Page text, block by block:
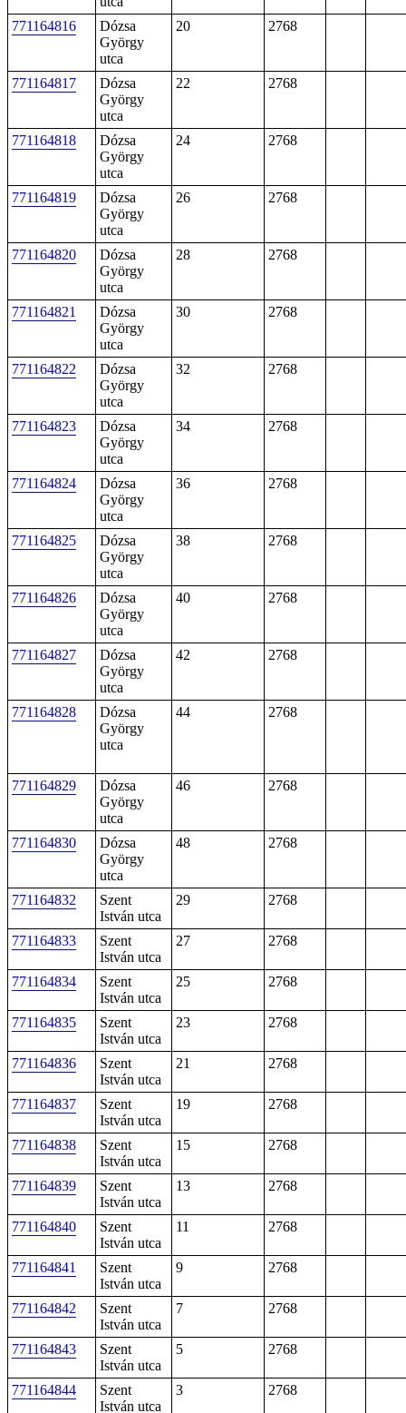
771164816
Dózsa
György
utca
20 2768
771164817
Dózsa
György
utca
22 2768
771164818
Dózsa
György
utca
24 2768
771164819
Dózsa
György
utca
26 2768
771164820
Dózsa
György
utca
28 2768
771164821
Dózsa
György
utca
30 2768
771164822
Dózsa
György
utca
32 2768
771164823
Dózsa
György
utca
34 2768
771164824
Dózsa
György
utca
36 2768
771164825
Dózsa
György
utca
38 2768
771164826
Dózsa
György
utca
40 2768
771164827
Dózsa
György
utca
42 2768
771164828
Dózsa
György
utca
44 2768
771164829
Dózsa
György
utca
46 2768
771164830
Dózsa
György
utca
48 2768
771164832
Szent
István utca
29 2768
771164833
Szent
István utca
27 2768
771164834
Szent
István utca
25 2768
771164835
Szent
István utca
23 2768
771164836
Szent
István utca
21 2768
771164837
Szent
István utca
19 2768
771164838
Szent
István utca
15 2768
771164839
Szent
István utca
13 2768
771164840
Szent
István utca
11 2768
771164841
Szent
István utca
9 2768
771164842
Szent
István utca
7 2768
771164843
Szent
István utca
5 2768
771164844
Szent
István utca
3 2768